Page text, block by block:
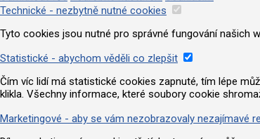
Technické - nezbytně nutné cookies
Tyto cookies jsou nutné pro správné fungování našich
Statistické - abychom věděli co zlepšit
Čím víc lidí má statistické cookies zapnuté, tím lépe
klikla. Všechny informace, které soubory cookie
Marketingové - aby se vám nezobrazovaly nezajímavé